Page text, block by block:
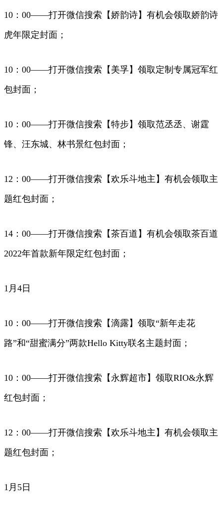
10：00——打开微信搜索【娇韵诗】有机会领取娇韵诗
虎年限定封面；
10：00——打开微信搜索【美孚】领取定制专属冠军红
包封面；
10：00——打开微信搜索【特步】领取范丞丞、谢霆
锋、汪东城、林书景红包封面；
12：00——打开微信搜索【欢乐斗地主】有机会领取主
题红包封面；
14：00——打开微信搜索【茶百道】有机会领取茶百道
2022年首款新年限定红包封面；
1月4日
10：00——打开微信搜索【滴露】领取“新年走花
路”和“甜蜜满分”两款Hello Kitty联名主题封面；
10：00——打开微信搜索【永辉超市】领取RIO&永辉
红包封面；
12：00——打开微信搜索【欢乐斗地主】有机会领取主
题红包封面；
1月5日